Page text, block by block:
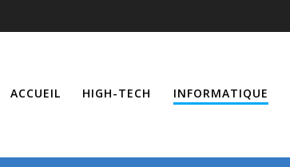
ACCUEIL HIGH-TECH INFORMATIQUE